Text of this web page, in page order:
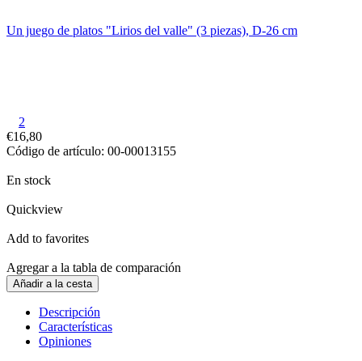
Un juego de platos "Lirios del valle" (3 piezas), D-26 cm
2
€16,80
Código de artículo: 00-00013155
En stock
Quickview
Add to favorites
Agregar a la tabla de comparación
Añadir a la cesta
Descripción
Características
Opiniones